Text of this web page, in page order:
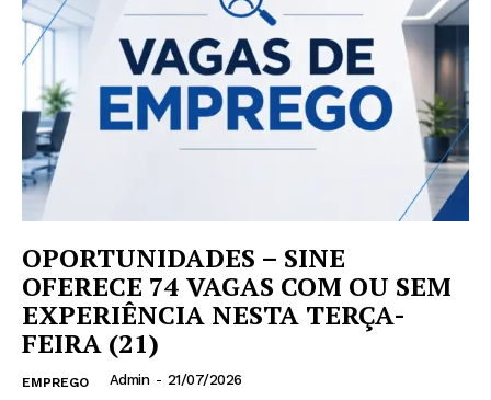
OPORTUNIDADES – SINE
OFERECE 74 VAGAS COM OU SEM
EXPERIÊNCIA NESTA TERÇA-
FEIRA (21)
EMPREGO Admin - 21/07/2026